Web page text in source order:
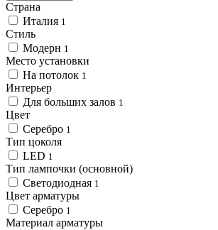
Страна
Италия 1
Стиль
Модерн 1
Место установки
На потолок 1
Интерьер
Для больших залов 1
Цвет
Серебро 1
Тип цоколя
LED 1
Тип лампочки (основной)
Светодиодная 1
Цвет арматуры
Серебро 1
Материал арматуры